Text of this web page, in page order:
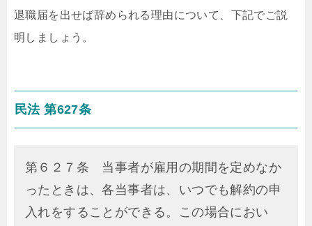
退職届を出せば辞められる理由について、下記でご説
明しましょう。
民法 第627条
第６２７条 当事者が雇用の期間を定めなか
ったときは、各当事者は、いつでも解約の申
入れをすることができる。この場合におい